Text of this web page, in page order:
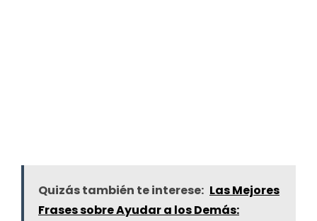
Quizás también te interese: Las Mejores
Frases sobre Ayudar a los Demás: